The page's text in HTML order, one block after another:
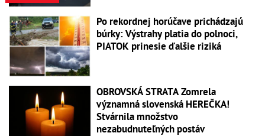
Po rekordnej horúčave prichádzajú
búrky: Výstrahy platia do polnoci,
PIATOK prinesie ďalšie riziká
OBROVSKÁ STRATA Zomrela
významná slovenská HEREČKA!
Stvárnila množstvo
nezabudnuteľných postáv